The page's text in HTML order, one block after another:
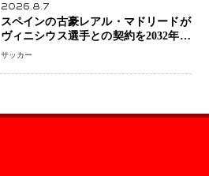
2026.8.7
スペインの古豪レアル・マドリードが
ヴィニシウス選手との契約を2032年ま
で延長 長期交渉が決着 年俸は約43億
サッカー